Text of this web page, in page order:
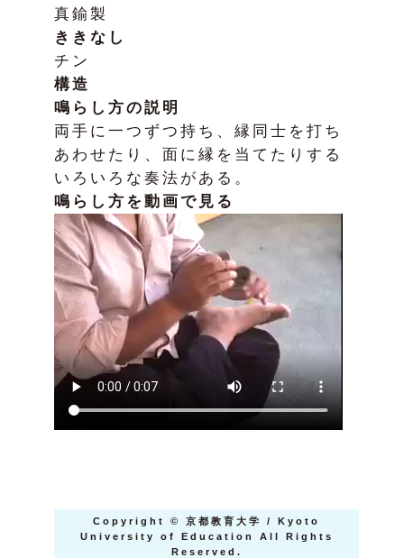
真鍮製
ききなし
チン
構造
鳴らし方の説明
両手に一つずつ持ち、縁同士を打ち
あわせたり、面に縁を当てたりする
いろいろな奏法がある。
鳴らし方を動画で見る
Copyright ©
京都教育大学 / Kyoto
University of Education All Rights
Reserved.